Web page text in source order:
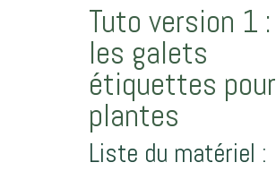
Tuto version 1 :
les galets
étiquettes pour
plantes
Liste du matériel :